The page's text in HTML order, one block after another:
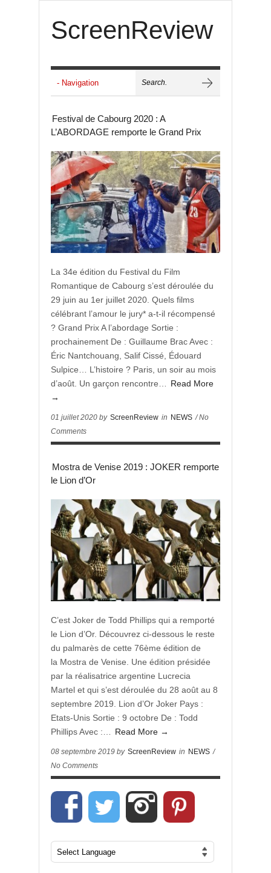
ScreenReview
Festival de Cabourg 2020 : A
L’ABORDAGE remporte le Grand Prix
La 34e édition du Festival du Film
Romantique de Cabourg s’est déroulée du
29 juin au 1er juillet 2020. Quels films
célébrant l’amour le jury* a-t-il récompensé
? Grand Prix A l’abordage Sortie :
prochainement De : Guillaume Brac Avec :
Éric Nantchouang, Salif Cissé, Édouard
Sulpice… L’histoire ? Paris, un soir au mois
d’août. Un garçon rencontre…
Read More
→
01 juillet 2020 by ScreenReview in NEWS / No
Comments
Mostra de Venise 2019 : JOKER remporte
le Lion d’Or
C’est Joker de Todd Phillips qui a remporté
le Lion d’Or. Découvrez ci-dessous le reste
du palmarès de cette 76ème édition de
la Mostra de Venise. Une édition présidée
par la réalisatrice argentine Lucrecia
Martel et qui s’est déroulée du 28 août au 8
septembre 2019. Lion d’Or Joker Pays :
Etats-Unis Sortie : 9 octobre De : Todd
Phillips Avec :…
Read More →
08 septembre 2019 by ScreenReview in NEWS /
No Comments